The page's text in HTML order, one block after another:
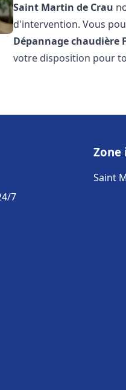
Saint Martin de Crau
d'intervention. Vous
Dépannage chaudière
votre disposition pour
7
Saint